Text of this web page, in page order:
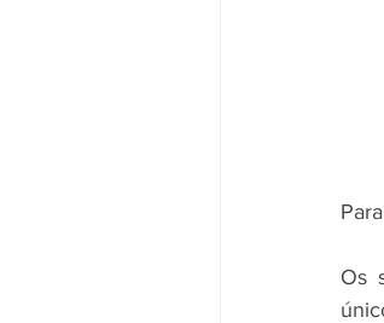
Os